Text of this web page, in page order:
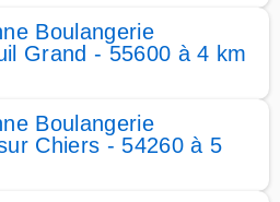
Boulangerie
Grand - 55600 à 4 km
Boulangerie
Chiers - 54260 à 5